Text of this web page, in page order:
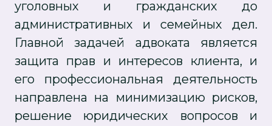
уголовных и гражданских до
административных и семейных дел.
Главной задачей адвоката является
защита прав и интересов клиента, и
его профессиональная деятельность
направлена на минимизацию рисков,
решение юридических вопросов и